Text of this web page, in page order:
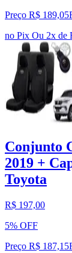
Preço R$ 189,05
no Pix Ou 2x de
Conjunto
2019 +
Toyota
R$ 197,00
5% OFF
Preço R$ 187,15